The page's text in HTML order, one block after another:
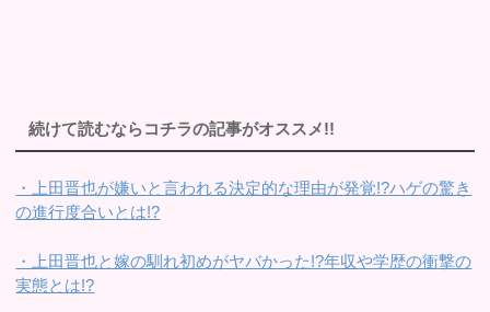
続けて読むならコチラの記事がオススメ!!
・上田晋也が嫌いと言われる決定的な理由が発覚!?ハゲの驚き
の進行度合いとは!?
・上田晋也と嫁の馴れ初めがヤバかった!?年収や学歴の衝撃の
実態とは!?